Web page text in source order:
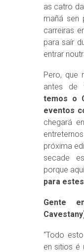
as catro
mañá sen
carreiras
para saír
entrar
Pero, que
antes de
temos o
eventos
chegará
próxima
secade
porque
para
Gente
“Todo
en sitios é